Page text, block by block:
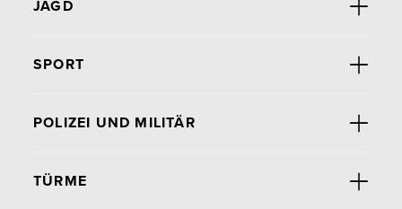
JAGD
SPORT
POLIZEI UND MILITÄR
TÜRME